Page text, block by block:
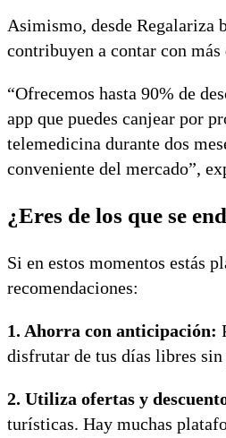
Asimismo, desde Regalariza
contribuyen a contar con
“Ofrecemos hasta 90% de
app que puedes canjear por
telemedicina durante dos
conveniente del mercado”,
¿Eres de los que se
Si en estos momentos estás
recomendaciones:
1. Ahorra con anticipación:
disfrutar de tus días libres
2. Utiliza ofertas y
turísticas. Hay muchas